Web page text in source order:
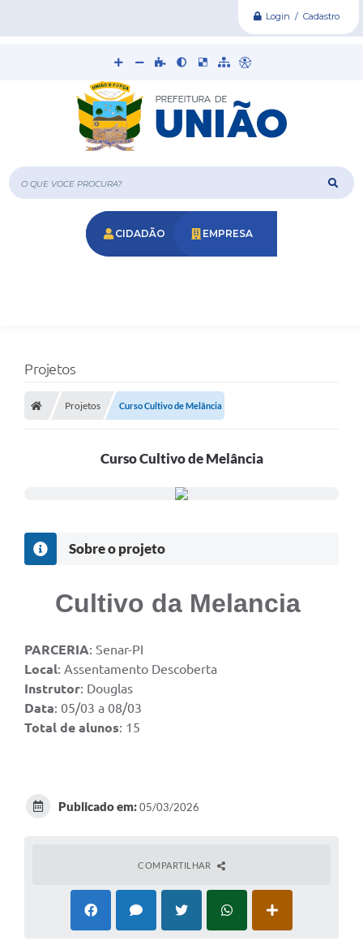
Login / Cadastro
O que voce procura?
CIDADÃO EMPRESA
Projetos
Projetos Curso Cultivo de Melância
Curso Cultivo de Melância
Sobre o projeto
Cultivo da Melancia
PARCERIA: Senar-PI
Local: Assentamento Descoberta
Instrutor: Douglas
Data: 05/03 a 08/03
Total de alunos: 15
Publicado em:05/03/2026
COMPARTILHAR